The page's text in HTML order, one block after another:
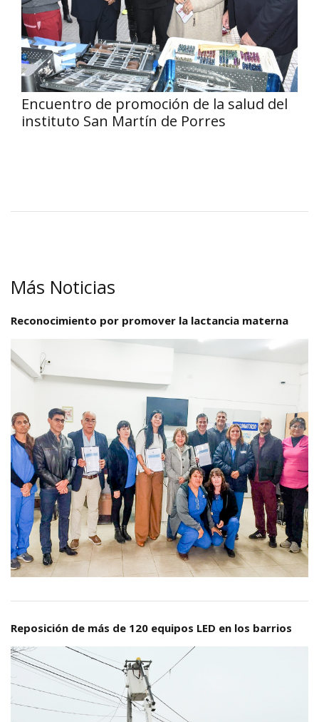
Encuentro de promoción de la salud del
instituto San Martín de Porres
Más Noticias
Reconocimiento por promover la lactancia materna
Reposición de más de 120 equipos LED en los barrios